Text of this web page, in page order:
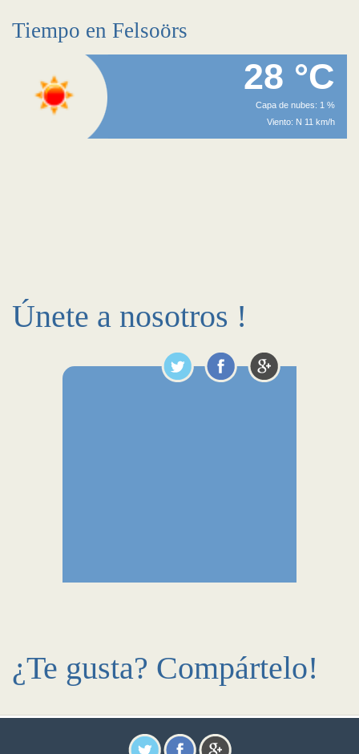
Tiempo en Felsoörs
28 °C
Capa de nubes: 1 %
Viento: N 11 km/h
Únete a nosotros !
¿Te gusta? Compártelo!